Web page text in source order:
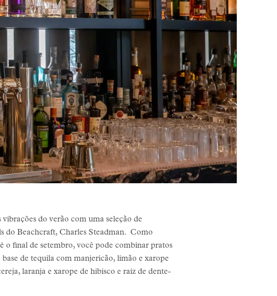
do verão com uma seleção de
do Beachcraft, Charles Steadman. Como
final de setembro, você pode combinar pratos
de tequila com manjericão, limão e xarope
laranja e xarope de hibisco e raiz de dente-